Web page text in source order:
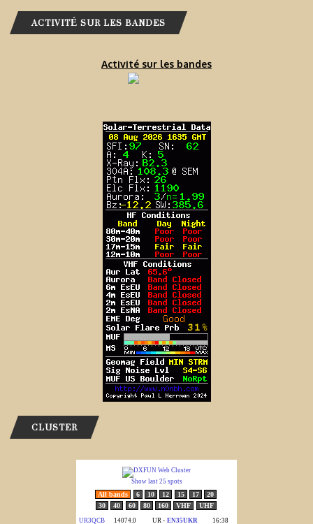
ACTIVITÉ SUR LES BANDES
Activité sur les bandes
CLUSTER